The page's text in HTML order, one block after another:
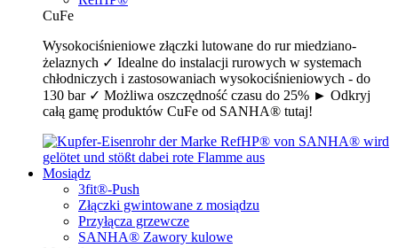
CuFe
Wysokociśnieniowe złączki lutowane do rur miedziano-
żelaznych ✓ Idealne do instalacji rurowych w systemach
chłodniczych i zastosowaniach wysokociśnieniowych - do
130 bar ✓ Możliwa oszczędność czasu do 25% ► Odkryj
całą gamę produktów CuFe od SANHA® tutaj!
Mosiądz
3fit®-Push
Złączki gwintowane z mosiądzu
Przyłącza grzewcze
SANHA® Zawory kulowe